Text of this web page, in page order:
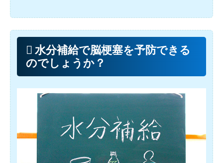
水分補給で脳梗塞を予防できる
のでしょうか？